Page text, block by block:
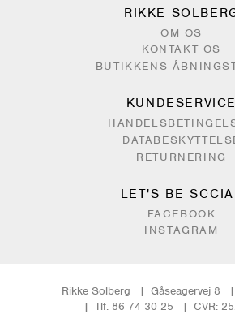
RIKKE
OM OS
KONTAKT OS
BUTIKKENS
KUNDESERVICE
RETURNERING
LET'S BE
FACEBOOK
INSTAGRAM
Rikke Solberg Gåseagervej 8
Tlf. 86 74 30 25
CVR: